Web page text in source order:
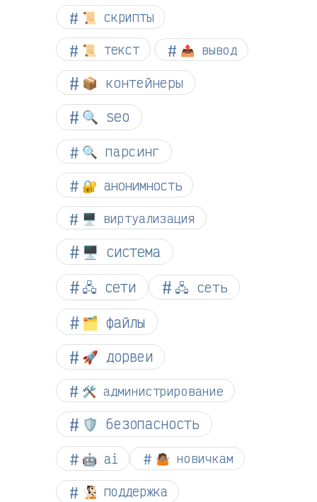
📜 скрипты
📜 текст 📤 вывод
📦 контейнеры
🔍 seo
🔍 парсинг
🔐 анонимность
🖥️ виртуализация
🖥️ система
🖧 сети
🖧 сеть
🗂️ файлы
🚀 дорвеи
🛠️ администрирование
🛡️ безопасность
🤖 ai 🤷🏽 новичкам
🧏🏻 поддержка